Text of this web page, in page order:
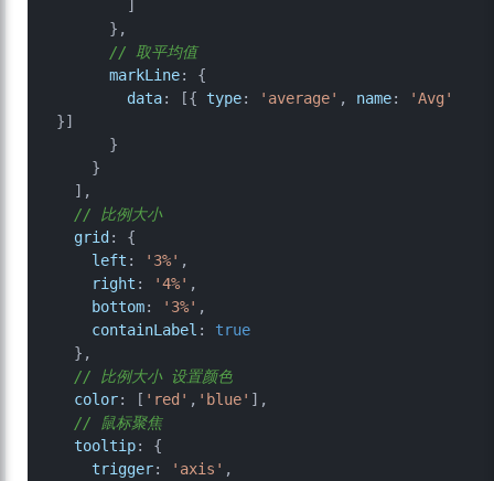
// 取平均值
markLine: {
data: [{ type: 'average' , name:
'Avg'
}]
// 比例大小
grid: {
left : '3%' ,
right : '4%' ,
bottom: '3%' ,
containLabel : true
// 比例大小 设置颜色
color: [ 'red' , 'blue' ],
// 鼠标聚焦
tooltip: {
trigger: 'axis' ,